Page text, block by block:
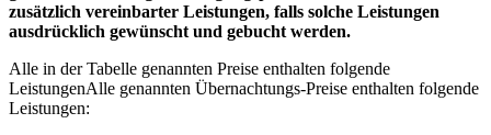
zusätzlich vereinbarter Leistungen, falls solche Leistungen
ausdrücklich gewünscht und gebucht werden.
Alle in der Tabelle genannten Preise enthalten folgende
LeistungenAlle genannten Übernachtungs-Preise enthalten folgende
Leistungen: